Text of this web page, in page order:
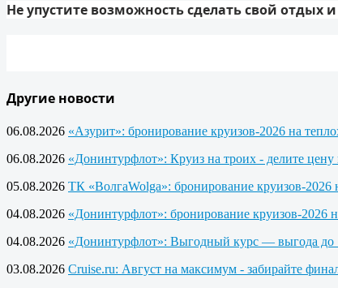
Не упустите возможность сделать свой
Другие новости
06.08.2026 «Азурит»: бронирование круизов-2026 на
06.08.2026 «Донинтурфлот»: Круиз на троих - делите
05.08.2026 ТК «ВолгаWolga»: бронирование круизов-2026
04.08.2026 «Донинтурфлот»: бронирование круизов-2026
04.08.2026 «Донинтурфлот»: Выгодный курс — выгода до
03.08.2026 Cruise.ru: Август на максимум - забирайте